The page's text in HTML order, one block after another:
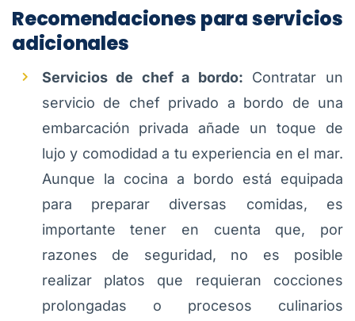
Recomendaciones para servicios
adicionales
Servicios de chef a bordo: Contratar un
servicio de chef privado a bordo de una
embarcación privada añade un toque de
lujo y comodidad a tu experiencia en el mar.
Aunque la cocina a bordo está equipada
para preparar diversas comidas, es
importante tener en cuenta que, por
razones de seguridad, no es posible
realizar platos que requieran cocciones
prolongadas o procesos culinarios